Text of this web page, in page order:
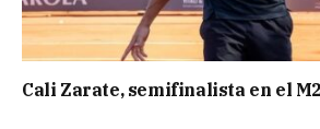
Cali Zarate, semifinalista en el